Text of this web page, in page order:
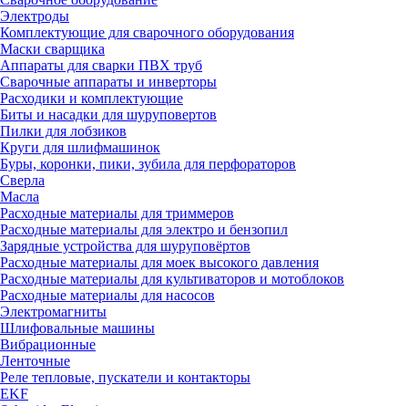
Электроды
Комплектующие для сварочного оборудования
Маски сварщика
Аппараты для сварки ПВХ труб
Сварочные аппараты и инверторы
Расходики и комплектующие
Биты и насадки для шуруповертов
Пилки для лобзиков
Круги для шлифмашинок
Буры, коронки, пики, зубила для перфораторов
Сверла
Масла
Расходные материалы для триммеров
Расходные материалы для электро и бензопил
Зарядные устройства для шуруповёртов
Расходные материалы для моек высокого давления
Расходные материалы для культиваторов и мотоблоков
Расходные материалы для насосов
Электромагниты
Шлифовальные машины
Вибрационные
Ленточные
Реле тепловые, пускатели и контакторы
EKF